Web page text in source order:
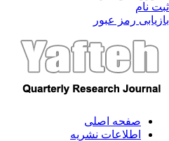
نام
رمز عبور
صفحه اصلی
اطلاعات نشریه